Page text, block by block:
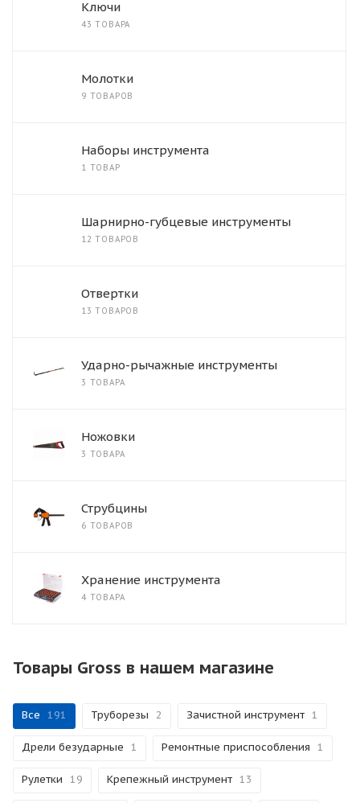
Ключи
43 ТОВАРА
Молотки
9 ТОВАРОВ
Наборы инструмента
1 ТОВАР
Шарнирно-губцевые инструменты
12 ТОВАРОВ
Отвертки
13 ТОВАРОВ
Ударно-рычажные инструменты
3 ТОВАРА
Ножовки
3 ТОВАРА
Струбцины
6 ТОВАРОВ
Хранение инструмента
4 ТОВАРА
Товары Gross в нашем магазине
Все 191 Труборезы 2 Зачистной инструмент 1
Дрели безударные 1 Ремонтные приспособления 1
Рулетки 19 Крепежный инструмент 13